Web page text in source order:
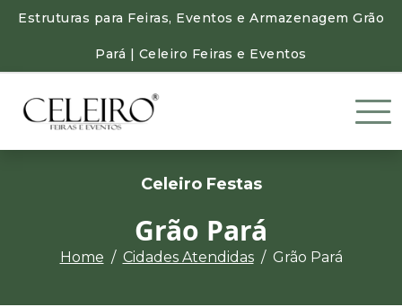
Estruturas para Feiras, Eventos e Armazenagem Grão
Pará | Celeiro Feiras e Eventos
Celeiro Festas
Grão Pará
Home Cidades Atendidas Grão Pará